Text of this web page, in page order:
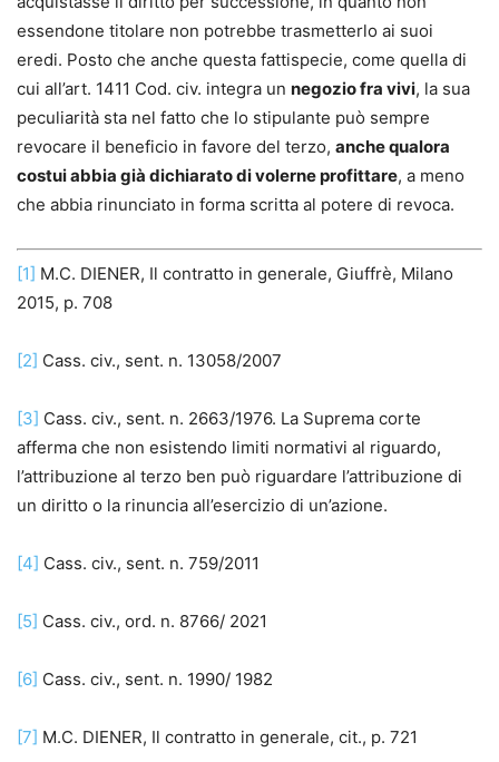
essendone titolare non potrebbe trasmetterlo ai suoi
eredi. Posto che anche questa fattispecie, come quella di
cui all’art. 1411 Cod. civ. integra un negozio fra vivi, la sua
peculiarità sta nel fatto che lo stipulante può sempre
revocare il beneficio in favore del terzo, anche qualora
costui abbia già dichiarato di volerne profittare, a meno
che abbia rinunciato in forma scritta al potere di revoca.
[1] M.C. DIENER, Il contratto in generale, Giuffrè, Milano
2015, p. 708
[2] Cass. civ., sent. n. 13058/2007
[3] Cass. civ., sent. n. 2663/1976. La Suprema corte
afferma che non esistendo limiti normativi al riguardo,
l’attribuzione al terzo ben può riguardare l’attribuzione di
un diritto o la rinuncia all’esercizio di un’azione.
[4] Cass. civ., sent. n. 759/2011
[5] Cass. civ., ord. n. 8766/ 2021
[6] Cass. civ., sent. n. 1990/ 1982
[7] M.C. DIENER, Il contratto in generale, cit., p. 721